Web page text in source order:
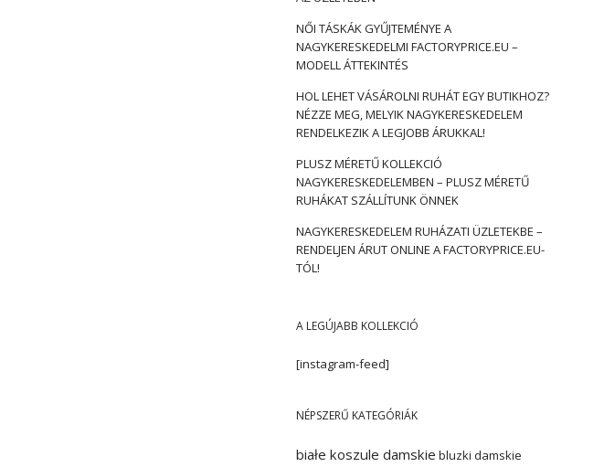
NŐI TÁSKÁK GYŰJTEMÉNYE A
NAGYKERESKEDELMI FACTORYPRICE.EU –
MODELL ÁTTEKINTÉS
HOL LEHET VÁSÁROLNI RUHÁT EGY BUTIKHOZ?
NÉZZE MEG, MELYIK NAGYKERESKEDELEM
RENDELKEZIK A LEGJOBB ÁRUKKAL!
PLUSZ MÉRETŰ KOLLEKCIÓ
NAGYKERESKEDELEMBEN – PLUSZ MÉRETŰ
RUHÁKAT SZÁLLÍTUNK ÖNNEK
NAGYKERESKEDELEM RUHÁZATI ÜZLETEKBE –
RENDELJEN ÁRUT ONLINE A FACTORYPRICE.EU-
TÓL!
A LEGÚJABB KOLLEKCIÓ
[instagram-feed]
NÉPSZERŰ KATEGÓRIÁK
białe koszule damskie bluzki damskie